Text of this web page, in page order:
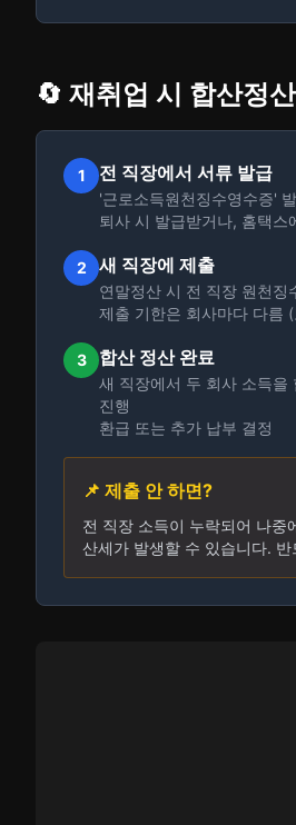
🔄 재취업 시 합산정
1 전 직장에서 서류 발급
'근로소득원천징수영수증'
퇴사 시 발급받거나, 홈택스
2 새 직장에 제출
연말정산 시 전 직장 원천징
제출 기한은 회사마다 다름
3 합산 정산 완료
새 직장에서 두 회사 소득을
진행
환급 또는 추가 납부 결정
📌 제출 안 하면?
전 직장 소득이 누락되어 나중
산세가 발생할 수 있습니다.